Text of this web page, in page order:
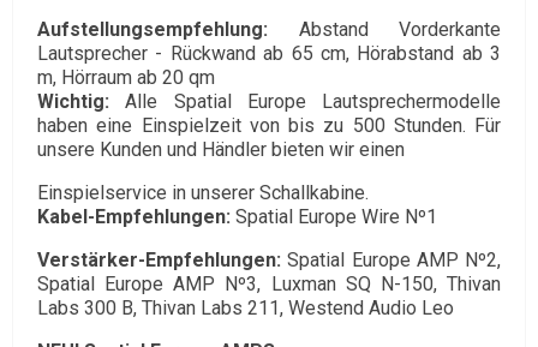
Aufstellungsempfehlung: Abstand Vorderkante
Lautsprecher - Rückwand ab 65 cm, Hörabstand ab 3
m, Hörraum ab 20 qm
Wichtig: Alle Spatial Europe Lautsprechermodelle
haben eine Einspielzeit von bis zu 500 Stunden. Für
unsere Kunden und Händler bieten wir einen
Einspielservice in unserer Schallkabine.
Kabel-Empfehlungen: Spatial Europe Wire Nº1
Verstärker-Empfehlungen: Spatial Europe AMP Nº2,
Spatial Europe AMP Nº3, Luxman SQ N-150, Thivan
Labs 300 B, Thivan Labs 211, Westend Audio Leo